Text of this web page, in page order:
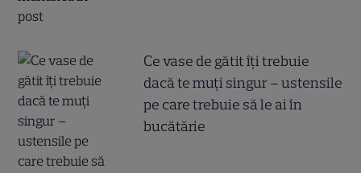
Ce vase de gătit îți trebuie
dacă te muți singur – ustensile
pe care trebuie să le ai în
bucătărie